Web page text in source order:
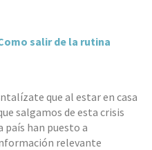
salir de la rutina
que al estar en casa
salgamos de esta crisis
país han puesto a
relevante